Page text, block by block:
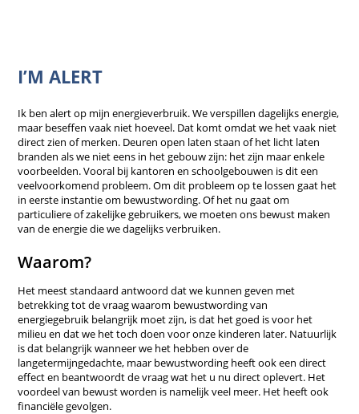
I’M ALERT
Ik ben alert op mijn energieverbruik. We verspillen dagelijks energie,
maar beseffen vaak niet hoeveel. Dat komt omdat we het vaak niet
direct zien of merken. Deuren open laten staan of het licht laten
branden als we niet eens in het gebouw zijn: het zijn maar enkele
voorbeelden. Vooral bij kantoren en schoolgebouwen is dit een
veelvoorkomend probleem. Om dit probleem op te lossen gaat het
in eerste instantie om bewustwording. Of het nu gaat om
particuliere of zakelijke gebruikers, we moeten ons bewust maken
van de energie die we dagelijks verbruiken.
Waarom?
Het meest standaard antwoord dat we kunnen geven met
betrekking tot de vraag waarom bewustwording van
energiegebruik belangrijk moet zijn, is dat het goed is voor het
milieu en dat we het toch doen voor onze kinderen later. Natuurlijk
is dat belangrijk wanneer we het hebben over de
langetermijngedachte, maar bewustwording heeft ook een direct
effect en beantwoordt de vraag wat het u nu direct oplevert. Het
voordeel van bewust worden is namelijk veel meer. Het heeft ook
financiële gevolgen.